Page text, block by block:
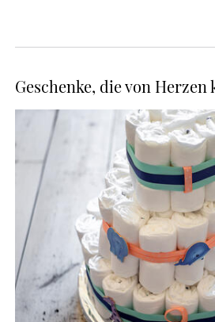
Geschenke, die von Herzen